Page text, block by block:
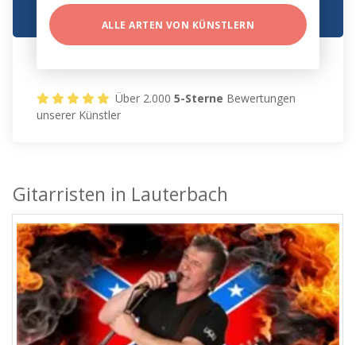
ALLE ARTEN VON KÜNSTLERN
Über 2.0005-Sterne Bewertungen
unserer Künstler
Gitarristen in Lauterbach